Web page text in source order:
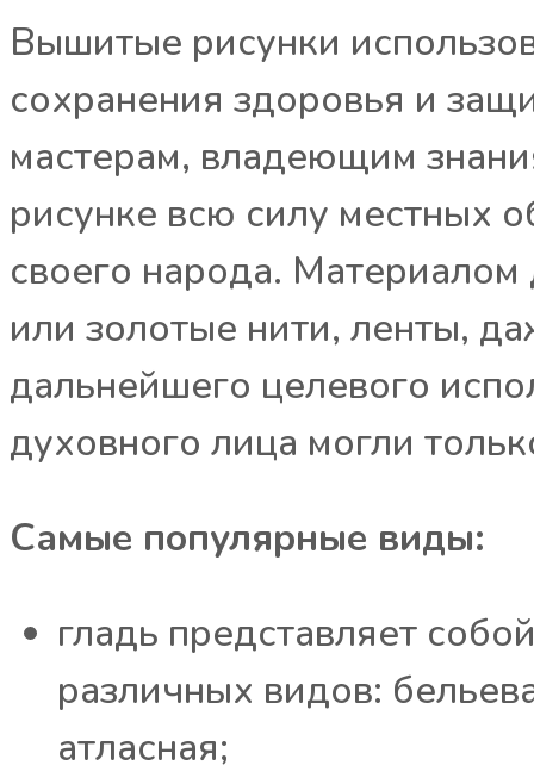
Вышитые рисунки
сохранения здоровья и
мастерам, владеющим
рисунке всю силу местных
своего народа.
или золотые нити, ленты,
дальнейшего целевого
духовного лица могли
Самые популярные виды:
гладь представляет
различных видов:
атласная;